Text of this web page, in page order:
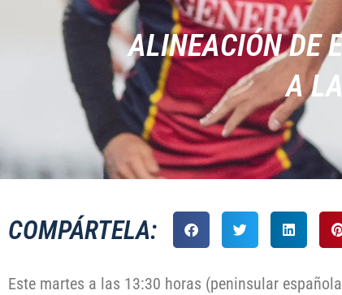
ALINEACIÓN DE
A
COMPÁRTELA:
Este martes a las 13:30 horas (peninsular